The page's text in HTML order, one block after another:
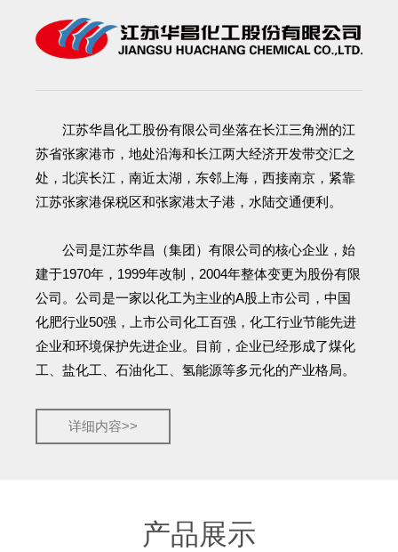
江苏华昌化工股份有限公司坐落在长江三角洲的江
苏省张家港市，地处沿海和长江两大经济开发带交汇之
处，北滨长江，南近太湖，东邻上海，西接南京，紧靠
江苏张家港保税区和张家港太子港，水陆交通便利。
公司是江苏华昌（集团）有限公司的核心企业，始
建于1970年，1999年改制，2004年整体变更为股份有限
公司。公司是一家以化工为主业的A股上市公司，中国
化肥行业50强，上市公司化工百强，化工行业节能先进
企业和环境保护先进企业。目前，企业已经形成了煤化
工、盐化工、石油化工、氢能源等多元化的产业格局。
详细内容>>
产品展示